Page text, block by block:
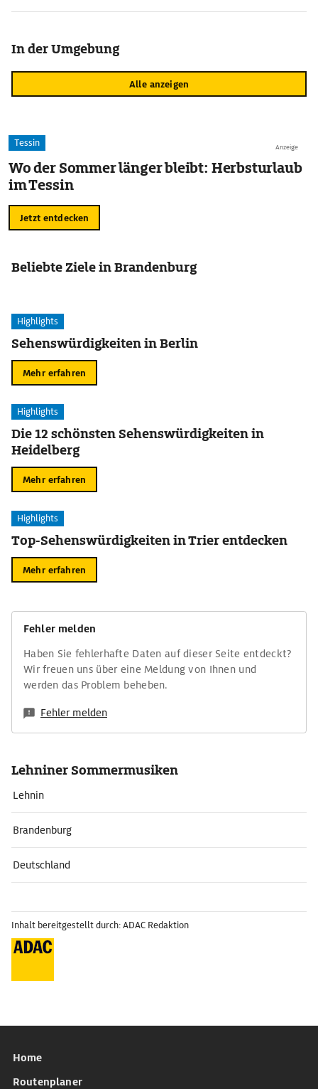
In der Umgebung
Alle anzeigen
Anzeige
Tessin
Wo der Sommer länger bleibt: Herbsturlaub
im Tessin
Jetzt entdecken
Beliebte Ziele in Brandenburg
Highlights
Sehenswürdigkeiten in Berlin
Mehr erfahren
Highlights
Die 12 schönsten Sehenswürdigkeiten in
Heidelberg
Mehr erfahren
Highlights
Top-Sehenswürdigkeiten in Trier entdecken
Mehr erfahren
Fehler melden
Haben Sie fehlerhafte Daten auf dieser Seite entdeckt?
Wir freuen uns über eine Meldung von Ihnen und
werden das Problem beheben.
Fehler melden
Lehniner Sommermusiken
Lehnin
Brandenburg
Deutschland
Inhalt bereitgestellt durch: ADAC Redaktion
Home
Routenplaner